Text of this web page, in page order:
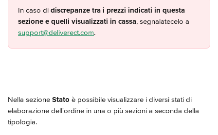
In caso di discrepanze tra i prezzi indicati in questa
sezione e quelli visualizzati in cassa, segnalatecelo a
support@deliverect.com.
Nella sezione Stato è possibile visualizzare i diversi stati di
elaborazione dell'ordine in una o più sezioni a seconda della
tipologia.